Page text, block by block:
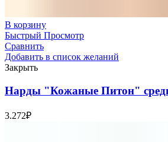
В корзину
Быстрый Просмотр
Сравнить
Добавить в список желаний
Закрыть
Нарды "Кожаные Питон"
3.272₽